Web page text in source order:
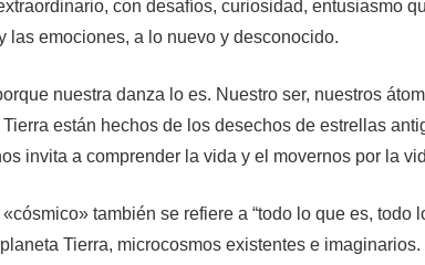
con desafíos, curiosidad, entusiasmo
las emociones, a lo nuevo y desconocido.
nuestra danza lo es. Nuestro ser, nuestros
están hechos de los desechos de estrellas
invita a comprender la vida y el movernos por la
también se refiere a “todo lo que es, todo
Tierra, microcosmos existentes e imaginarios.